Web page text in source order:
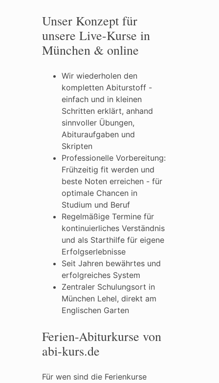
Unser Konzept für
unsere Live-Kurse in
München & online
Wir wiederholen den
kompletten Abiturstoff -
einfach und in kleinen
Schritten erklärt, anhand
sinnvoller Übungen,
Abituraufgaben und
Skripten
Professionelle Vorbereitung:
Frühzeitig fit werden und
beste Noten erreichen - für
optimale Chancen in
Studium und Beruf
Regelmäßige Termine für
kontinuierliches Verständnis
und als Starthilfe für eigene
Erfolgserlebnisse
Seit Jahren bewährtes und
erfolgreiches System
Zentraler Schulungsort in
München Lehel, direkt am
Englischen Garten
Ferien-Abiturkurse von
abi-kurs.de
Für wen sind die Ferienkurse